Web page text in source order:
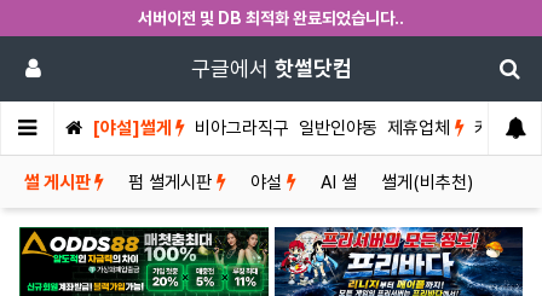
서버이전 및 DB 최적화 완료되었습니다..
구글에서 핫썰닷컴
[야설]썰게 비아그라직구 일반인야동 제휴업체 커뮤니티
썰 게시판 펌 썰게시판 야설 AI 썰 썰게(비추천)